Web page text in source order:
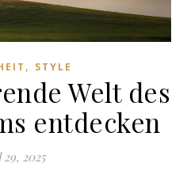
, STYLE
Welt des
entdecken
2025